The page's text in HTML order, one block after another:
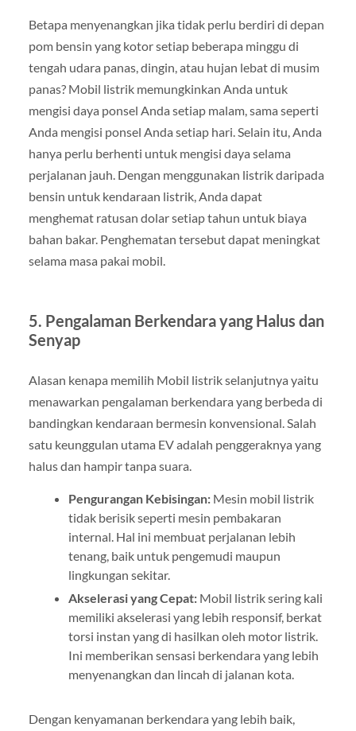
Betapa menyenangkan jika tidak perlu berdiri di depan
pom bensin yang kotor setiap beberapa minggu di
tengah udara panas, dingin, atau hujan lebat di musim
panas? Mobil listrik memungkinkan Anda untuk
mengisi daya ponsel Anda setiap malam, sama seperti
Anda mengisi ponsel Anda setiap hari. Selain itu, Anda
hanya perlu berhenti untuk mengisi daya selama
perjalanan jauh. Dengan menggunakan listrik daripada
bensin untuk kendaraan listrik, Anda dapat
menghemat ratusan dolar setiap tahun untuk biaya
bahan bakar. Penghematan tersebut dapat meningkat
selama masa pakai mobil.
5. Pengalaman Berkendara yang Halus dan
Senyap
Alasan kenapa memilih Mobil listrik selanjutnya yaitu
menawarkan pengalaman berkendara yang berbeda di
bandingkan kendaraan bermesin konvensional. Salah
satu keunggulan utama EV adalah penggeraknya yang
halus dan hampir tanpa suara.
Pengurangan Kebisingan:Mesin mobil listrik
tidak berisik seperti mesin pembakaran
internal. Hal ini membuat perjalanan lebih
tenang, baik untuk pengemudi maupun
lingkungan sekitar.
Akselerasi yang Cepat:Mobil listrik sering kali
memiliki akselerasi yang lebih responsif, berkat
torsi instan yang di hasilkan oleh motor listrik.
Ini memberikan sensasi berkendara yang lebih
menyenangkan dan lincah di jalanan kota.
Dengan kenyamanan berkendara yang lebih baik,